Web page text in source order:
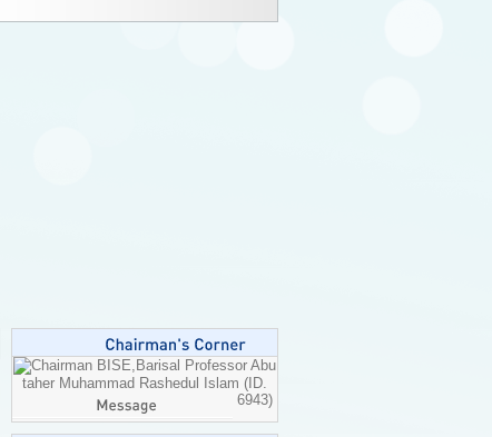
Professor Abu
taher Muhammad Rashedul Islam (ID.
6943)